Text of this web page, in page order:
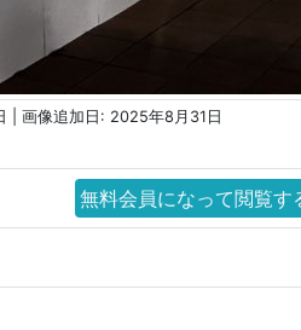
| 画像追加日: 2025年8月31日
無料会員になって閲覧す